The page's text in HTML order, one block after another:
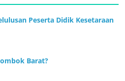
Peserta Didik Kesetaraan
Barat?